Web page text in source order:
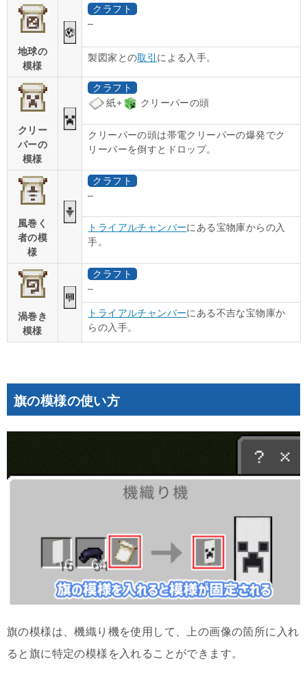
地球の
模様
クラフト
–
製図家との取引 による入手。
クリー
パーの
模様
クラフト
紙+
クリーパーの頭
クリーパーの頭は帯電クリーパーの爆発でク
リーパーを倒すとドロップ。
風巻く
者の模
様
クラフト
–
トライアルチャンバーにある宝物庫からの入
手。
渦巻き
模様
クラフト
–
トライアルチャンバーにある不吉な宝物庫か
らの入手。
旗の模様の使い方
旗の模様は、機織り機を使用して、上の画像の箇所に入れ
ると旗に特定の模様を入れることができます。